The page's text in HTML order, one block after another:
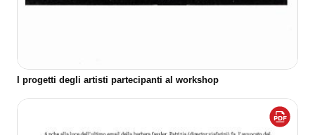
I progetti degli artisti partecipanti al workshop